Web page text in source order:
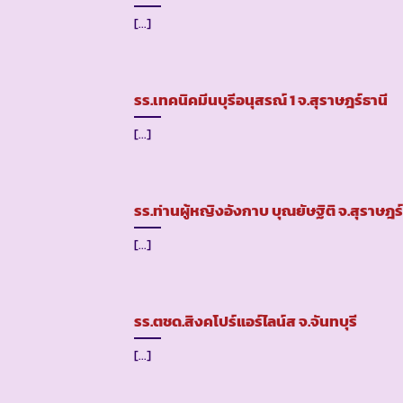
[...]
รร.เทคนิคมีนบุรีอนุสรณ์ 1 จ.สุราษฎร์ธานี
[...]
รร.ท่านผู้หญิงอังกาบ บุณยัษฐิติ จ.สุราษฎ
[...]
รร.ตชด.สิงคโปร์แอร์ไลน์ส จ.จันทบุรี
[...]